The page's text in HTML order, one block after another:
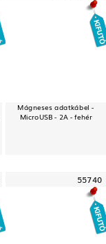
Mágneses adatkábel -
MicroUSB - 2A - fehér
55740